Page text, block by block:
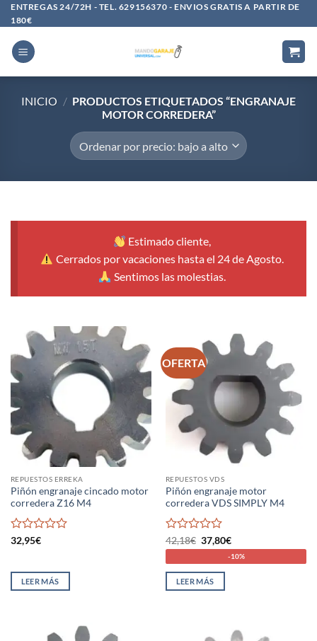
Saltar
al
contenido
ENTREGAS 24/72H - TEL. 629156370 - ENVIOS GRATIS A PARTIR DE
180€
INICIO / PRODUCTOS ETIQUETADOS “ENGRANAJE
MOTOR CORREDERA”
Estimado cliente,
Cerrados por vacaciones hasta el 24 de Agosto.
Sentimos las molestias.
REPUESTOS ERREKA
Piñón engranaje cincado motor
corredera Z16 M4
Valorado
de
32,95€
LEER MÁS
OFERTA
REPUESTOS VDS
Piñón engranaje motor
corredera VDS SIMPLY M4
Valorado
con
0
de
42,18€ El
precio
original
era:
42,18€.
37,80€El
precio
actual
es:
-10%
LEER MÁS